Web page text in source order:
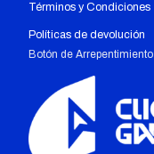
Términos y Condiciones
Políticas de devolución
Botón de Arrepentimiento